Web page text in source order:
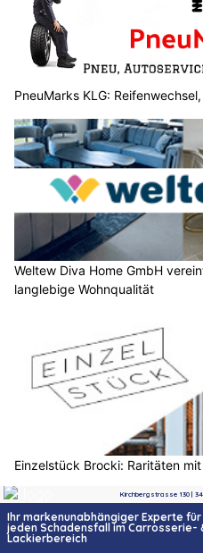
PneuMarks KLG:
Weltew Diva Home GmbH
langlebige Wohnqualität
Einzelstück Brocki: Raritäten